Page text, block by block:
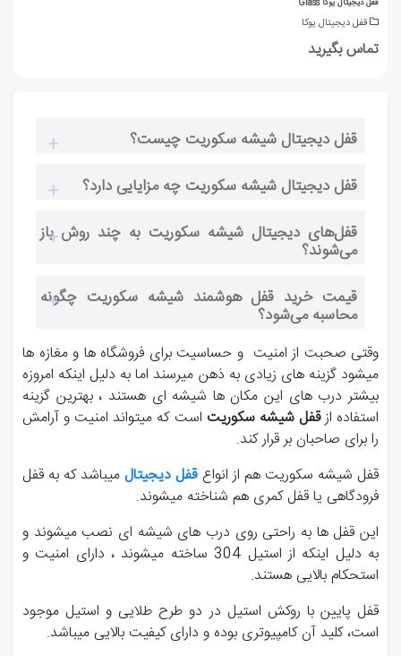
قفل دیجیتال یوکا Glass
قفل دیجیتال یوکا
تماس بگیرید
قفل دیجیتال شیشه سکوریت چیست؟
قفل دیجیتال شیشه سکوریت چه مزایایی دارد؟
قفل‌های دیجیتال شیشه سکوریت به چند روش باز
می‌شوند؟
قیمت خرید قفل هوشمند شیشه سکوریت چگونه
محاسبه می‌شود؟
وقتی صحبت از امنیت و حساسیت برای فروشگاه ها و مغازه ها
میشود گزینه های زیادی به ذهن میرسند اما به دلیل اینکه امروزه
بیشتر درب های این مکان ها شیشه ای هستند ، بهترین گزینه
استفاده ازقفل شیشه سکوریت است که میتواند امنیت و آرامش
را برای صاحبان بر قرار کند.
قفل شیشه سکوریت هم از انواعقفل دیجیتالمیباشد که به قفل
فرودگاهی یا قفل کمری هم شناخته میشوند.
این قفل ها به راحتی روی درب های شیشه ای نصب میشوند و
به دلیل اینکه از استیل 304 ساخته میشوند ، دارای امنیت و
استحکام بالایی هستند.
قفل پایین با روکش استیل در دو طرح طلایی و استیل موجود
است، کلید آن کامپیوتری بوده و دارای کیفیت بالایی میباشد.